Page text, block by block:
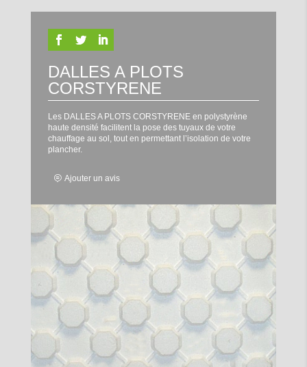
DALLES A PLOTS
CORSTYRENE
Les DALLES A PLOTS CORSTYRENE en polystyrène
haute densité facilitent la pose des tuyaux de votre
chauffage au sol, tout en permettant l’isolation de votre
plancher.
Ajouter un avis